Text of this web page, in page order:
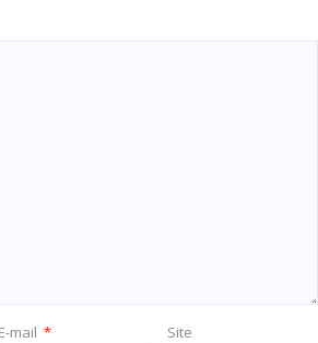
E-mail * Site